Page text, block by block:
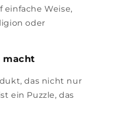
einfache Weise,
oder
macht
das nicht nur
ein Puzzle, das